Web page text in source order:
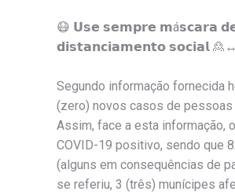
😷 𝗨𝘀𝗲 𝘀𝗲𝗺𝗽𝗿𝗲 𝗺á𝘀𝗰𝗮𝗿𝗮
𝗱𝗶𝘀𝘁𝗮𝗻𝗰𝗶𝗮𝗺𝗲𝗻𝘁𝗼 𝘀𝗼𝗰𝗶𝗮𝗹
Segundo informação fornecida
(zero) novos casos de
Assim, face a esta informação,
COVID-19 positivo, sendo que
(alguns em consequências de
se referiu, 3 (três) munícipes